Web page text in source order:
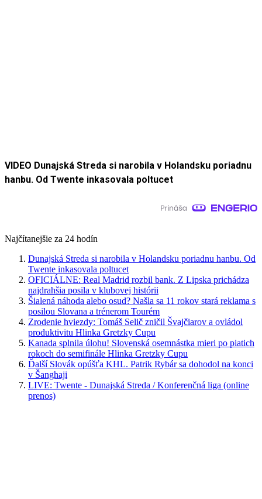
VIDEO Dunajská Streda si narobila v Holandsku poriadnu
hanbu. Od Twente inkasovala poltucet
Najčítanejšie za 24 hodín
Dunajská Streda si narobila v Holandsku poriadnu hanbu. Od
Twente inkasovala poltucet
OFICIÁLNE: Real Madrid rozbil bank. Z Lipska prichádza
najdrahšia posila v klubovej histórii
Šialená náhoda alebo osud? Našla sa 11 rokov stará reklama s
posilou Slovana a trénerom Tourém
Zrodenie hviezdy: Tomáš Selič zničil Švajčiarov a ovládol
produktivitu Hlinka Gretzky Cupu
Kanada splnila úlohu! Slovenská osemnástka mieri po piatich
rokoch do semifinále Hlinka Gretzky Cupu
Ďalší Slovák opúšťa KHL. Patrik Rybár sa dohodol na konci
v Šanghaji
LIVE: Twente - Dunajská Streda / Konferenčná liga (online
prenos)